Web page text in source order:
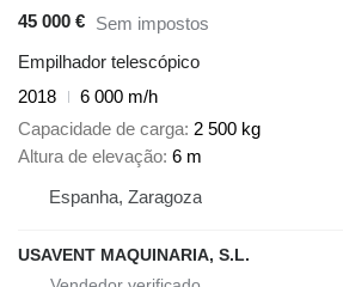
45 000 € Sem impostos
Empilhador telescópico
2018
6 000 m/h
Capacidade de carga 2 500 kg
Altura de elevação 6 m
Espanha, Zaragoza
USAVENT MAQUINARIA, S.L.